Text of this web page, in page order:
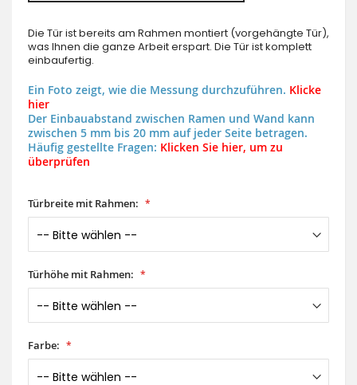
Die Tür ist bereits am Rahmen montiert (vorgehängte Tür),
was Ihnen die ganze Arbeit erspart. Die Tür ist komplett
einbaufertig.
Ein Foto zeigt, wie die Messung durchzuführen. Klicke
hier
Der Einbauabstand zwischen Ramen und Wand kann
zwischen 5 mm bis 20 mm auf jeder Seite betragen.
Häufig gestellte Fragen: Klicken Sie hier, um zu
überprüfen
Türbreite mit Rahmen:
Türhöhe mit Rahmen:
Farbe: